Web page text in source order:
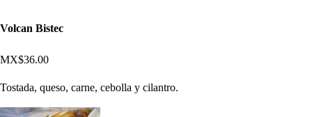
Volcan Bistec
MX$36.00
Tostada, queso, carne, cebolla y cilantro.